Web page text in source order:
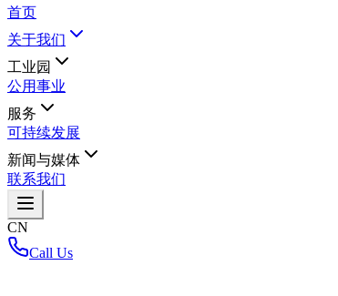
首页
关于我们
工业园
公用事业
服务
可持续发展
新闻与媒体
联系我们
CN
Call Us